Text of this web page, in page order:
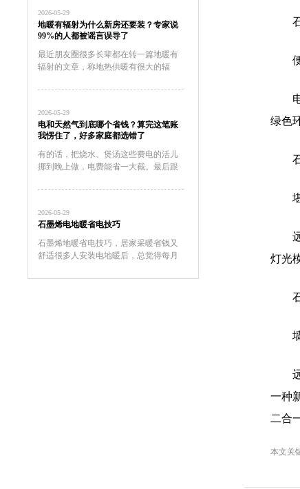
用电暖器。以下几款常用电暖器表...
2026-05-29
地暖有辐射为什么新房还要装？专家说
99%的人都被谣言误导了
最近朋友圈很多长辈都在转一篇地暖有
辐射的文章，称地热供暖有很大的辐
病、引发癌症等病。地暖真的有辐射
依据。无论哪种地暖利用的都是热辐
射...
2026-05-29
电和天然气到底哪个省钱？算完这笔账
我愣住了，好多家庭都选错了
有的话，把烧水、煲汤这些费电的活儿
挪到晚上做，电费能省一大截。最后跟
的好，没有绝对的谁更省钱，只有合不
啥，翻翻你家电费和燃气费的单子，...
2026-05-29
石墨烯电地暖省电技巧
石墨烯地暖省电技巧，居家采暖省钱又
舒适很多人安装电地暖后，总觉得每月
高，而是没有掌握正确的石墨烯地暖省
绿色
灯光
一种
二合
本文关